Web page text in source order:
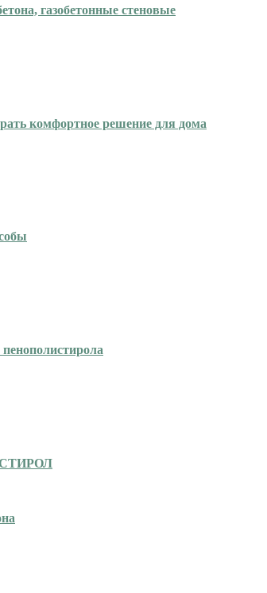
газобетонные стеновые
комфортное решение для дома